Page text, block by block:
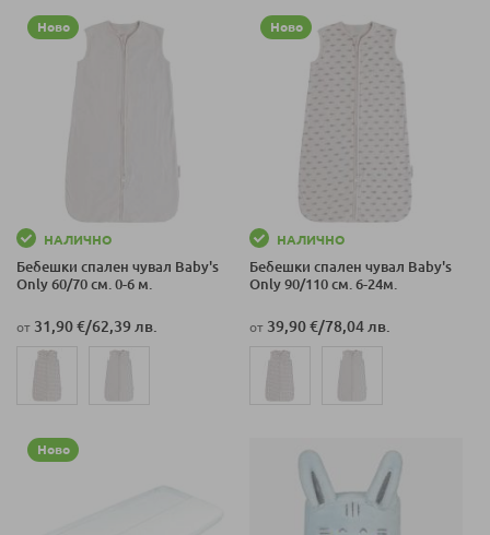
Ново
НАЛИЧНО
Бебешки спален чувал Baby's
Only 60/70 см. 0-6 м.
от 31,90 €/62,39 лв.
Ново
НАЛИЧНО
Бебешки спален чувал Baby's
Only 90/110 см. 6-24м.
от 39,90 €/78,04 лв.
Ново